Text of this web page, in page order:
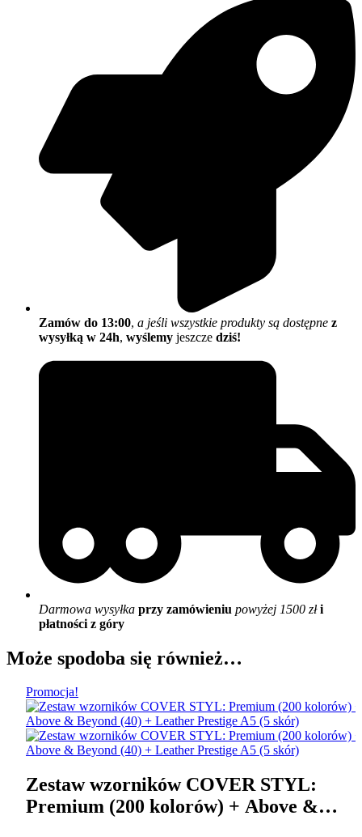
Zamów do 13:00, a jeśli wszystkie produkty są dostępne z
wysyłką w 24h, wyślemy jeszcze dziś!
Darmowa wysyłka przy zamówieniu powyżej 1500 złi
płatności z góry
Może spodoba się również…
Promocja!
Zestaw wzorników COVER STYL:
Premium (200 kolorów) + Above &